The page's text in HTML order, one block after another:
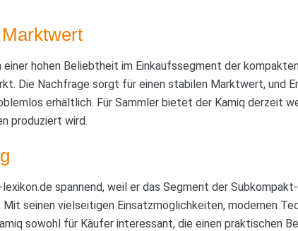
hohen Beliebtheit im Einkaufssegment der
Die Nachfrage sorgt für einen stabilen Marktwert, und
erhältlich. Für Sammler bietet der Kamiq derzeit
produziert wird.
spannend, weil er das Segment der
seinen vielseitigen Einsatzmöglichkeiten, modernen
sowohl für Käufer interessant, die einen praktischen